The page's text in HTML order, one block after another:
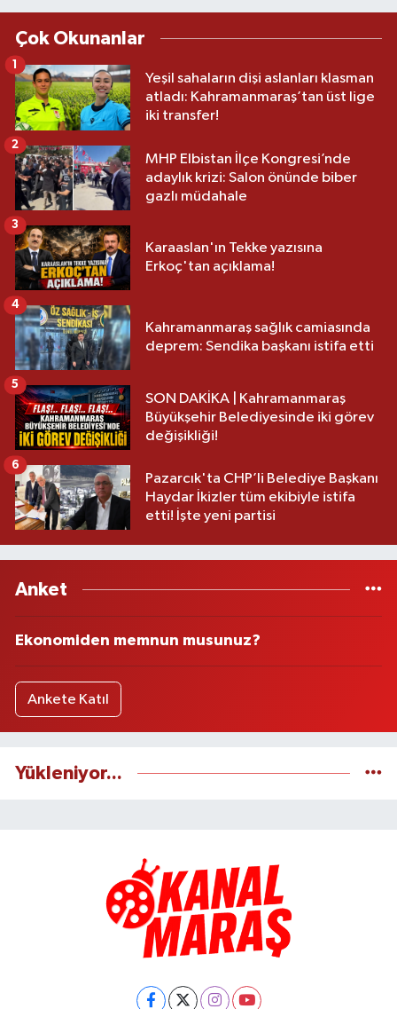
Çok Okunanlar
Yeşil sahaların dişi aslanları klasman
atladı: Kahramanmaraş’tan üst lige
iki transfer!
1
MHP Elbistan İlçe Kongresi’nde
adaylık krizi: Salon önünde biber
gazlı müdahale
2
Karaaslan'ın Tekke yazısına
Erkoç'tan açıklama!
3
Kahramanmaraş sağlık camiasında
deprem: Sendika başkanı istifa etti
4
SON DAKİKA | Kahramanmaraş
Büyükşehir Belediyesinde iki görev
değişikliği!
5
Pazarcık'ta CHP’li Belediye Başkanı
Haydar İkizler tüm ekibiyle istifa
etti! İşte yeni partisi
6
Anket
Ekonomiden memnun musunuz?
Ankete Katıl
Yükleniyor...